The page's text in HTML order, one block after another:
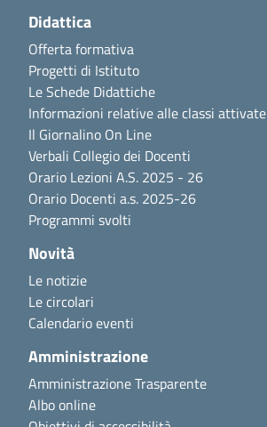
Didattica
Offerta formativa
Progetti di Istituto
Le Schede Didattiche
Informazioni relative alle classi attivate
Il Giornalino On Line
Verbali Collegio dei Docenti
Orario Lezioni A.S. 2025 - 26
Orario Docenti a.s. 2025-26
Programmi svolti
Novità
Le notizie
Le circolari
Calendario eventi
Amministrazione
Amministrazione Trasparente
Albo online